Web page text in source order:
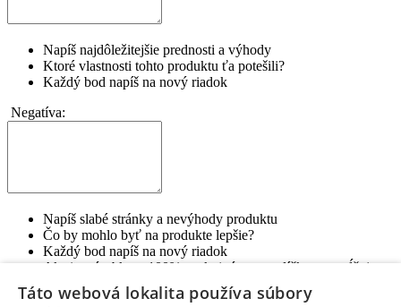
Napíš najdôležitejšie prednosti a výhody
Ktoré vlastnosti tohto produktu ťa potešili?
Každý bod napíš na nový riadok
Negatíva:
Napíš slabé stránky a nevýhody produktu
Čo by mohlo byť na produkte lepšie?
Každý bod napíš na nový riadok
Ak si s výrobkom 100% spokojný, toto políčko nevypĺňaj
Zhrnutie:*
Táto webová lokalita používa súbory